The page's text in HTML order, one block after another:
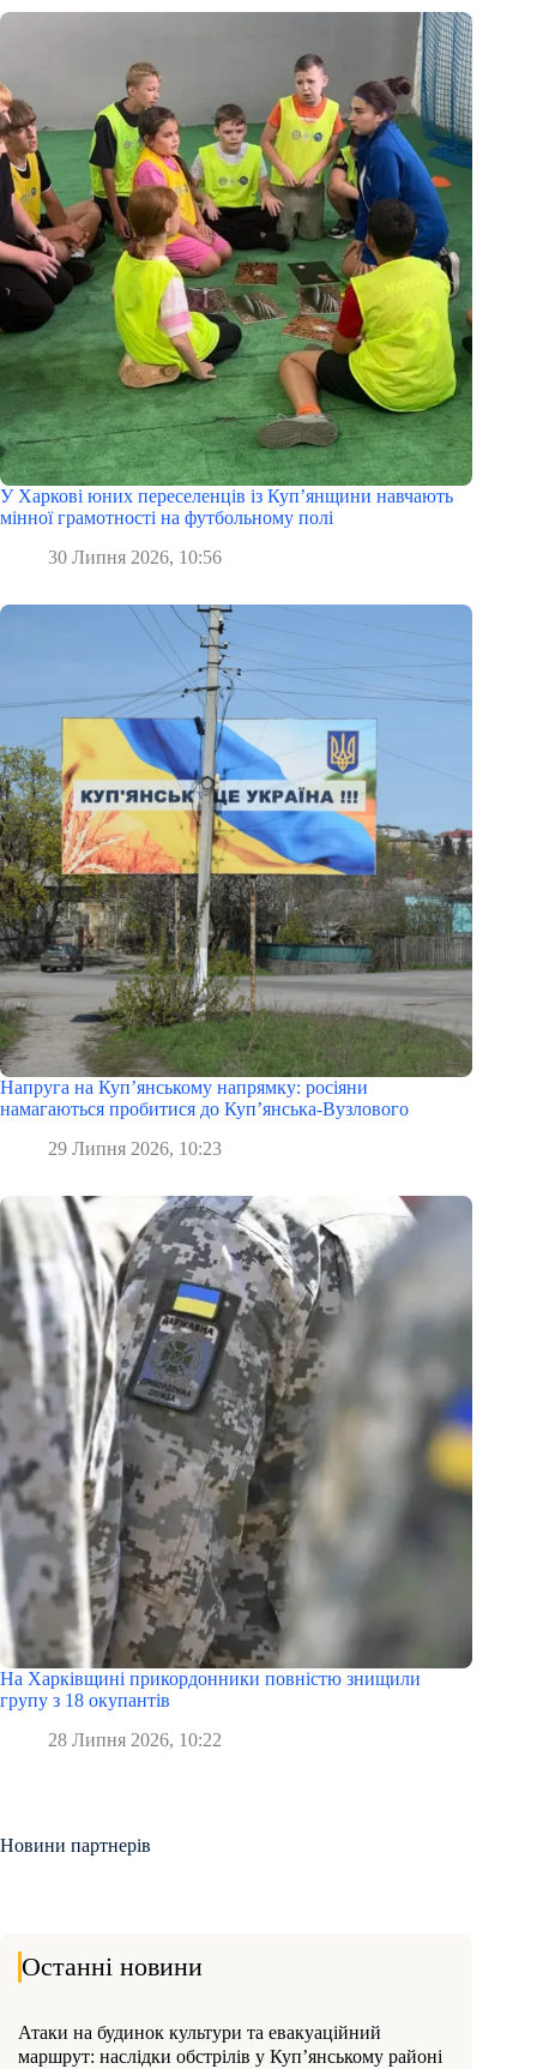
У Харкові юних переселенців із Куп’янщини навчають
мінної грамотності на футбольному полі
30 Липня 2026, 10:56
Напруга на Куп’янському напрямку: росіяни
намагаються пробитися до Куп’янська-Вузлового
29 Липня 2026, 10:23
На Харківщині прикордонники повністю знищили
групу з 18 окупантів
28 Липня 2026, 10:22
Новини партнерів
Останні новини
Атаки на будинок культури та евакуаційний
маршрут: наслідки обстрілів у Куп’янському районі